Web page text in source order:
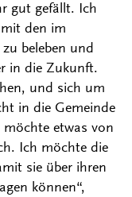
gut gefällt. Ich
den im
beleben und
in die Zukunft.
und sich um
in die Gemeinde
möchte etwas von
Ich möchte die
sie über ihren
können“,